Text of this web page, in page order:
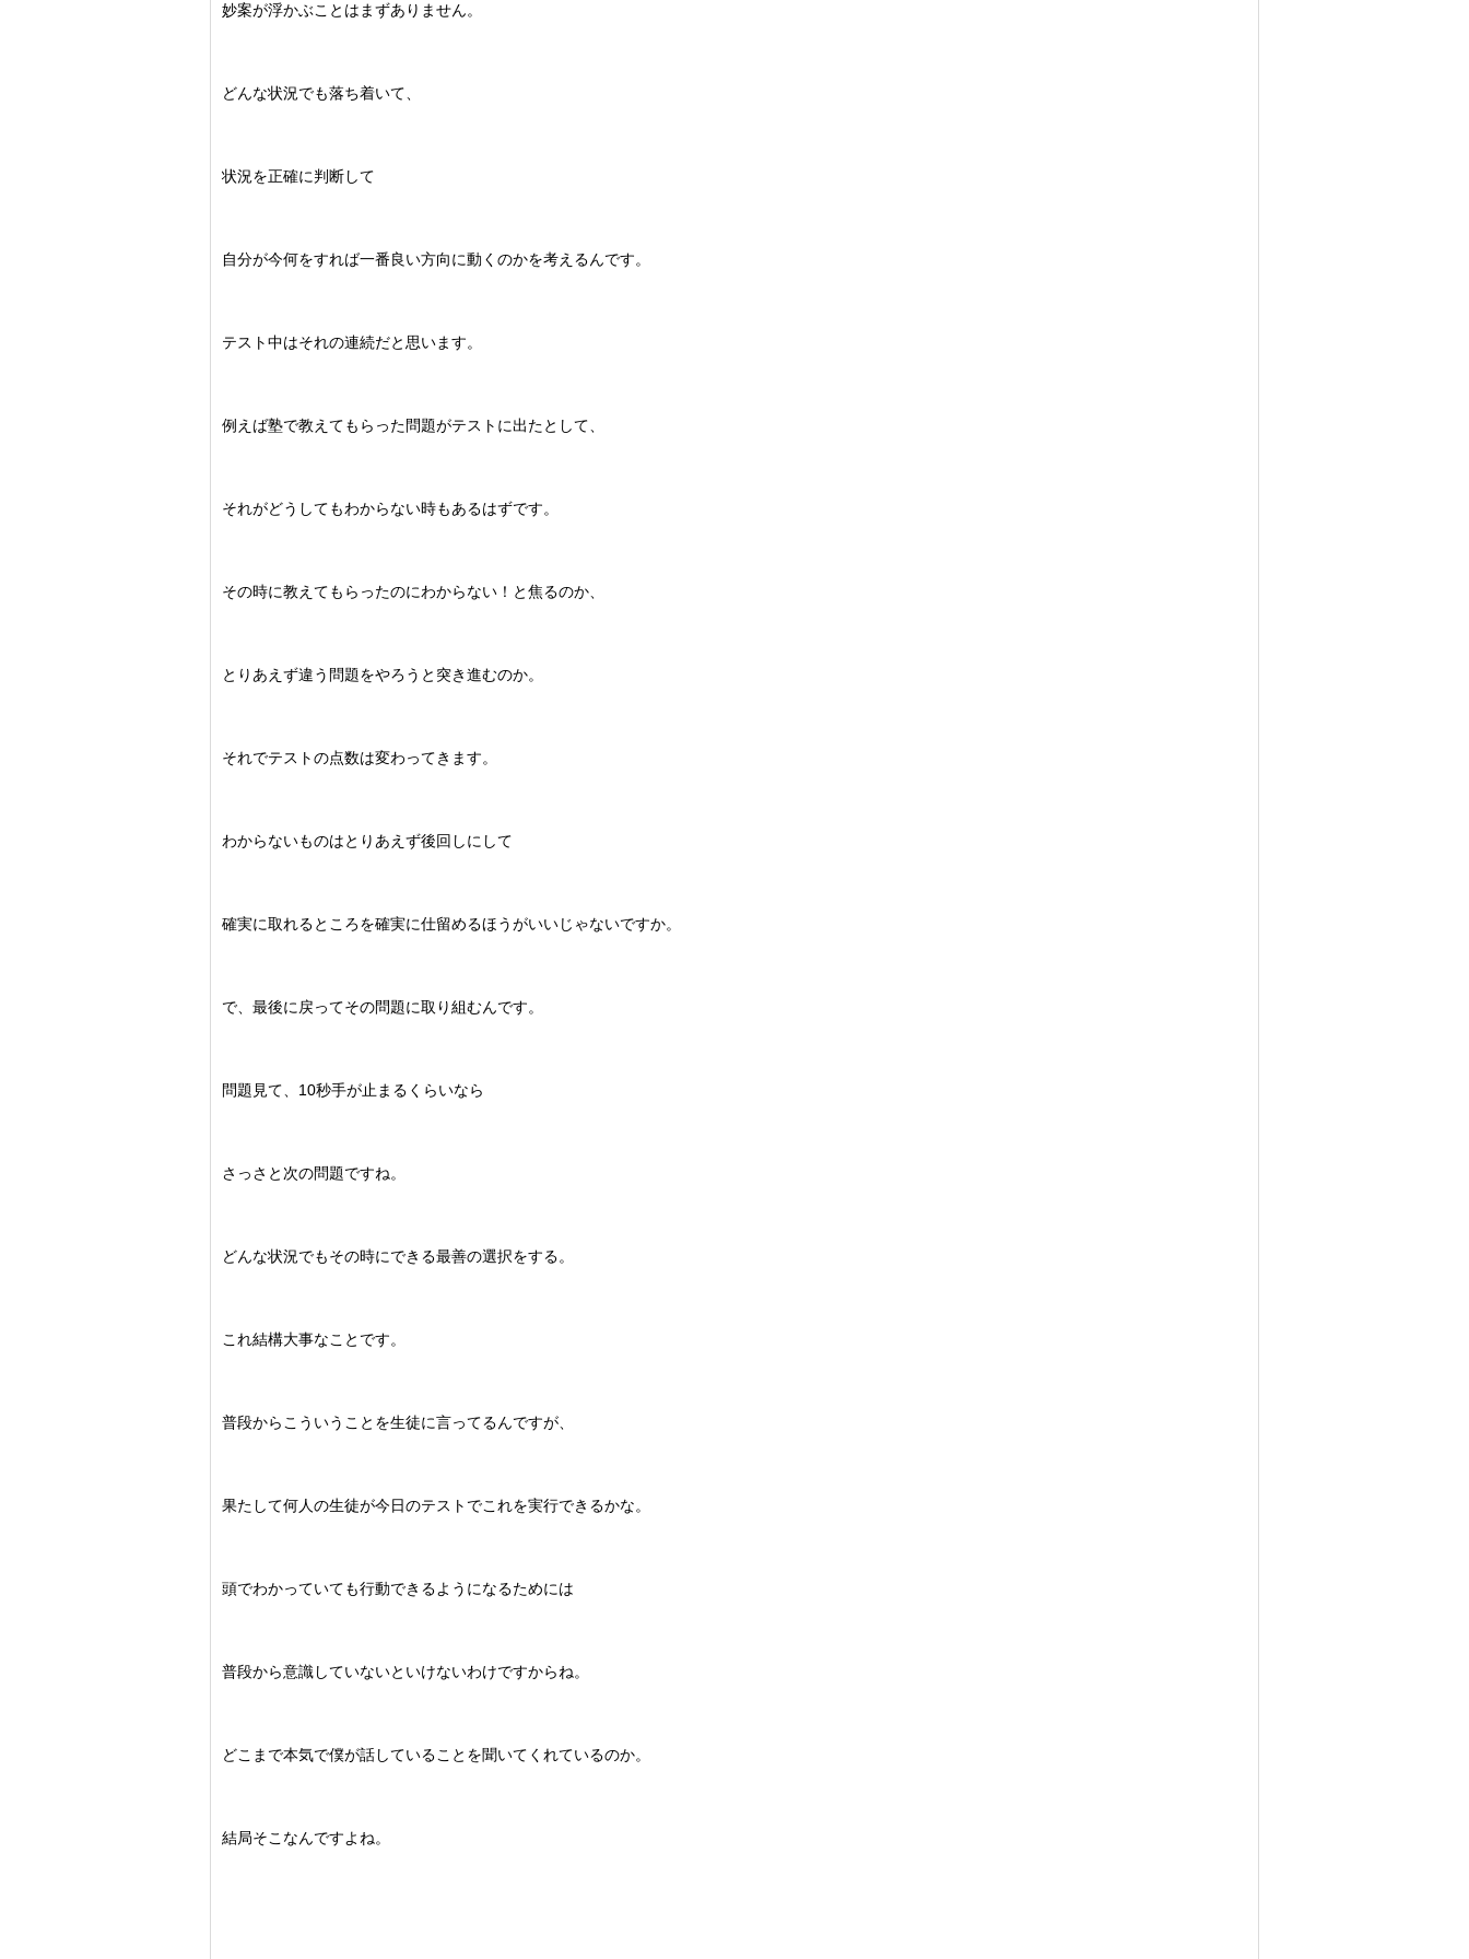
妙案が浮かぶことはまずありません。
どんな状況でも落ち着いて、
状況を正確に判断して
自分が今何をすれば一番良い方向に動くのかを考えるんです。
テスト中はそれの連続だと思います。
例えば塾で教えてもらった問題がテストに出たとして、
それがどうしてもわからない時もあるはずです。
その時に教えてもらったのにわからない！と焦るのか、
とりあえず違う問題をやろうと突き進むのか。
それでテストの点数は変わってきます。
わからないものはとりあえず後回しにして
確実に取れるところを確実に仕留めるほうがいいじゃないですか。
で、最後に戻ってその問題に取り組むんです。
問題見て、10秒手が止まるくらいなら
さっさと次の問題ですね。
どんな状況でもその時にできる最善の選択をする。
これ結構大事なことです。
普段からこういうことを生徒に言ってるんですが、
果たして何人の生徒が今日のテストでこれを実行できるかな。
頭でわかっていても行動できるようになるためには
普段から意識していないといけないわけですからね。
どこまで本気で僕が話していることを聞いてくれているのか。
結局そこなんですよね。